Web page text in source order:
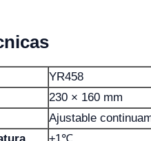
YR458
230 × 160 mm
Ajustable